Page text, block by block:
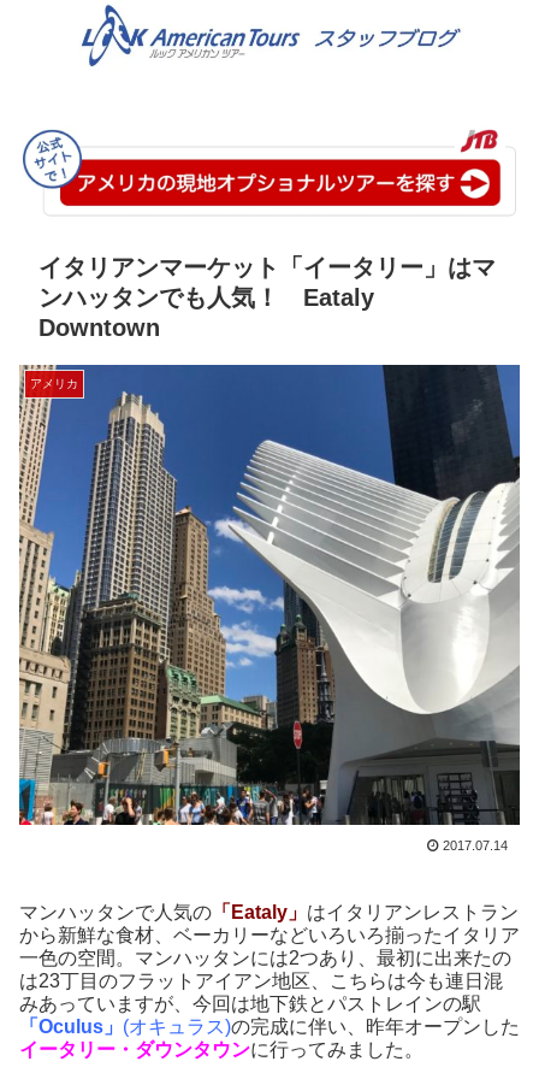
イタリアンマーケット「イータリー」はマ
ンハッタンでも人気！ Eataly
Downtown
アメリカ
2017.07.14
マンハッタンで人気の 「Eataly」 はイタリアンレストラン
から新鮮な食材、ベーカリーなどいろいろ揃ったイタリア
一色の空間。マンハッタンには2つあり、最初に出来たの
は23丁目のフラットアイアン地区、こちらは今も連日混
みあっていますが、今回は地下鉄とパストレインの駅
「Oculus」 (オキュラス)の完成に伴い、昨年オープンした
イータリー・ダウンタウンに行ってみました。